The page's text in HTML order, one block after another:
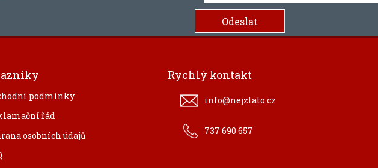
podmínky
řád
osobních údajů
Rychlý kontakt
info@nejzlato.cz
737 690 657